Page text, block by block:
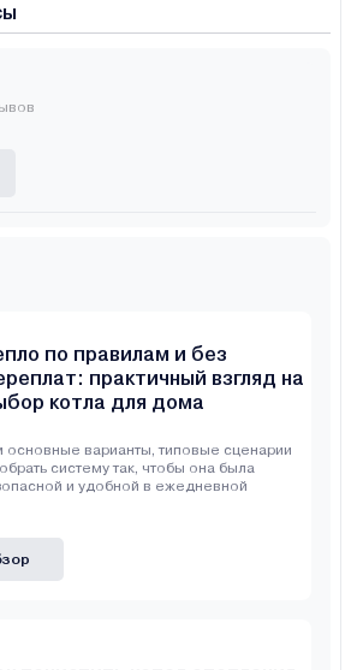
по правилам и без
практичный взгляд на
котла для дома
основные варианты, типовые сценарии
систему так, чтобы она была
и удобной в ежедневной